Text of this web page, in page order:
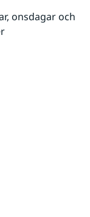
onsdagar och